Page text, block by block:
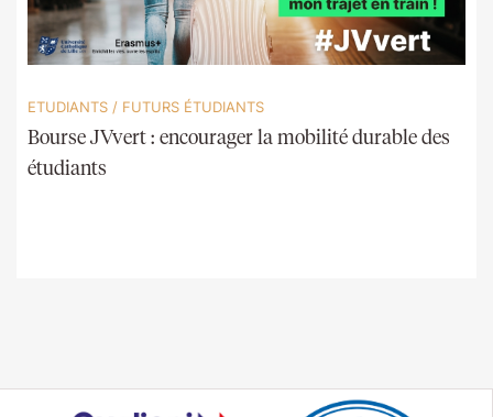
ETUDIANTS / FUTURS ÉTUDIANTS
Bourse JVvert : encourager la mobilité durable des
étudiants